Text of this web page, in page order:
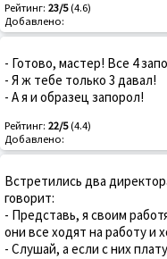
Рейтинг: 23/5(4.6)
Добавлено:
- Готово, мастер! Все 4
- Я ж тебе только 3 давал!
- А я и образец запорол!
Рейтинг: 22/5(4.4)
Добавлено:
Встретились два
говорит:
- Представь, я своим
они все ходят на работу и
- Слушай, а если с них